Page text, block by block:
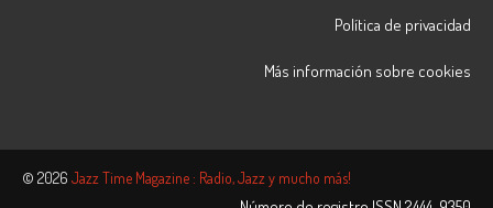
Política de privacidad
Más información sobre cookies
© 2026 Jazz Time Magazine : Radio, Jazz y mucho más!